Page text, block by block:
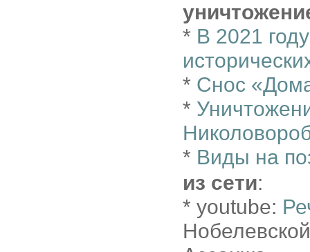
* В 2021
* Снос
*
* Виды на
из сети:
* youtube: